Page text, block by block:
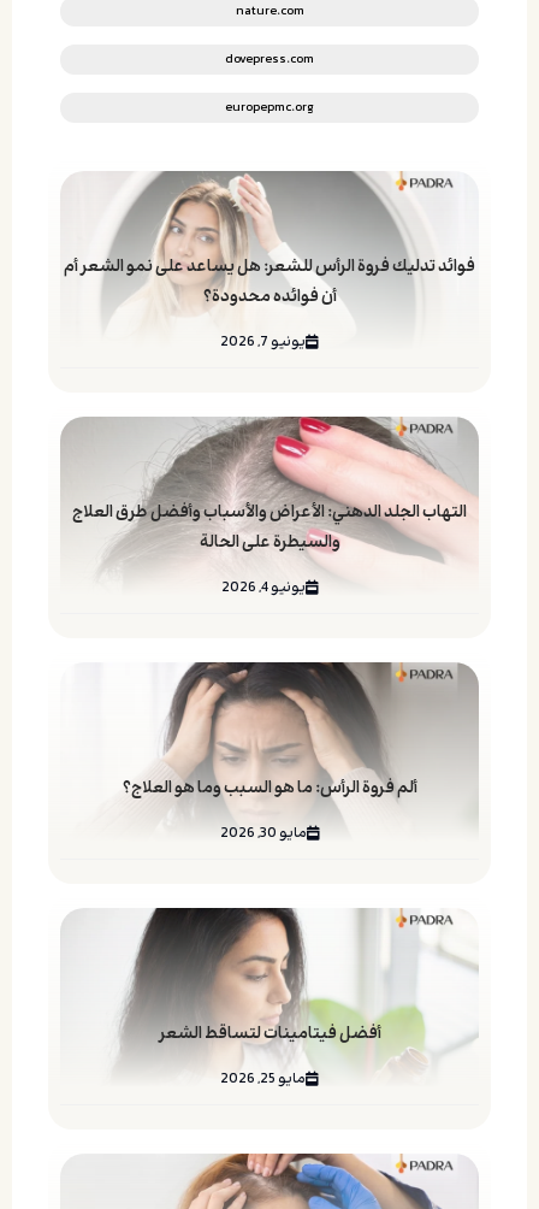
فوائد تدليك فروة الرأس للشعر: هل يساعد على نمو الشعر أم
أن فوائده محدودة؟
يونيو 7, 2026
التهاب الجلد الدهني: الأعراض والأسباب وأفضل طرق العلاج
والسيطرة على الحالة
يونيو 4, 2026
ألم فروة الرأس: ما هو السبب وما هو العلاج؟
مايو 30, 2026
أفضل فيتامينات لتساقط الشعر
مايو 25, 2026
nature.com
dovepress.com
europepmc.org